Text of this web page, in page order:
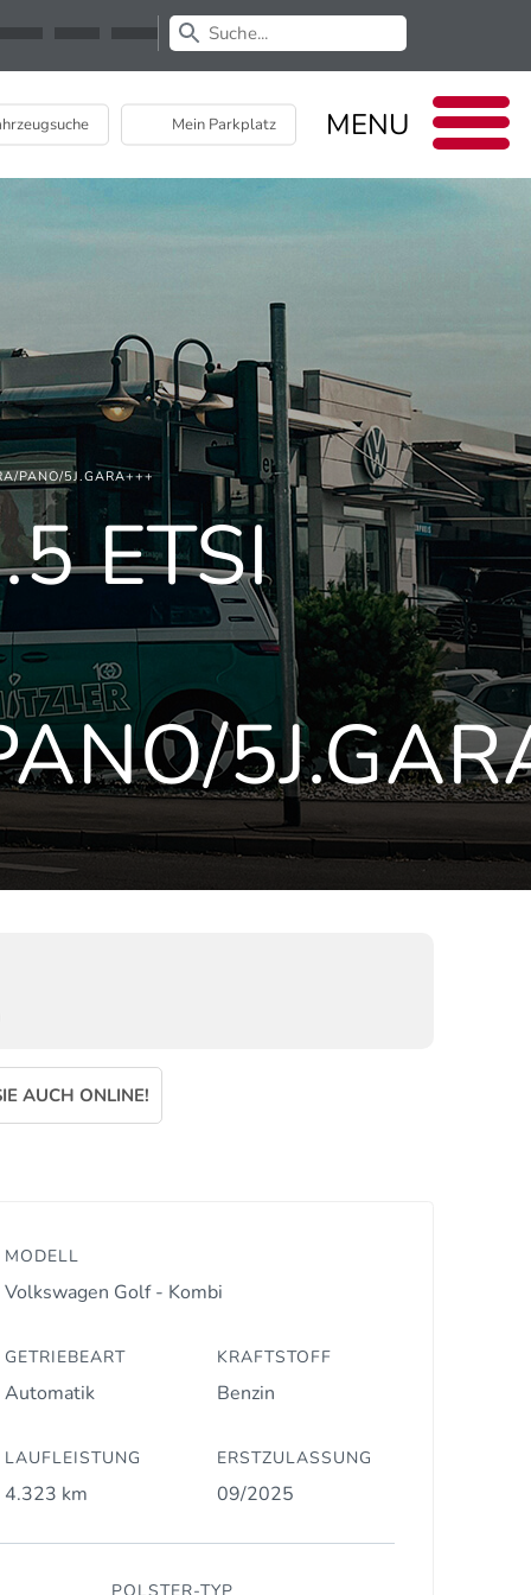
Mein Parkplatz MENU
Newsletter
EU Data Act
PANO/5J.GARA+++
ETSI
AUCH ONLINE!
MODELL
Volkswagen Golf - Kombi
GETRIEBEART
Automatik
KRAFTSTOFF
Benzin
LAUFLEISTUNG
4.323 km
ERSTZULASSUNG
09/2025